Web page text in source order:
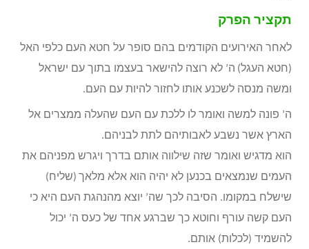
תקציר הפרק
לאחר האירועים הקודמים בהם סופר על חטא העם כלפי האל
(חטא העגל) ה’ לא רוצה להישאר בעצמו בתוך עם ישראל
ומשה מנסה לשכנע אותו לחזור להיות עם העם.
ה’ פונה למשה ואומר לו ללכת עם העם שהעלה ממצרים אל
הארץ אשר נשבע לאבותיהם לתת לבניהם.
הוא מדגיש ואומר שזה שילווה אותם בדרך ויגרש מפניהם את
העמים שנמצאים בכנען לא יהיה הוא אלא מלאך (שליח)
שישלח במקומו. הסיבה לכך שה’ יוצא מהנהגת העם היא כי
העם קשה עורף וחוטא כך שברגע אחד של כעס ה’ יכול
להשמיד (לכלות) אותם.